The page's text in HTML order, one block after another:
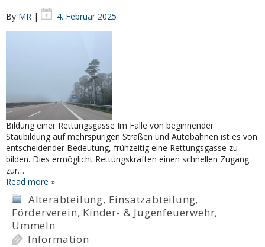
By MR | 4. Februar 2025
Bildung einer Rettungsgasse Im Falle von beginnender
Staubildung auf mehrspurigen Straßen und Autobahnen ist es von
entscheidender Bedeutung, frühzeitig eine Rettungsgasse zu
bilden. Dies ermöglicht Rettungskräften einen schnellen Zugang
zur…
Read more »
Alterabteilung, Einsatzabteilung,
Förderverein, Kinder- & Jugenfeuerwehr,
Ummeln
Information